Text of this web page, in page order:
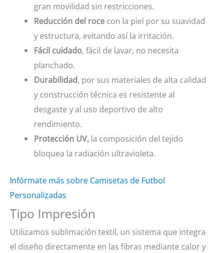
gran movilidad sin restricciones.
Reducción del roce con la piel por su suavidad
y estructura, evitando así la irritación.
Fácil cuidado, fácil de lavar, no necesita
planchado.
Durabilidad, por sus materiales de alta calidad
y construcción técnica es resistente al
desgaste y al uso deportivo de alto
rendimiento.
Protección UV, la composición del tejido
bloquea la radiación ultravioleta.
Infórmate más sobre Camisetas de Futbol
Personalizadas
Tipo Impresión
Utilizamos sublimación textil, un sistema que integra
el diseño directamente en las fibras mediante calor y